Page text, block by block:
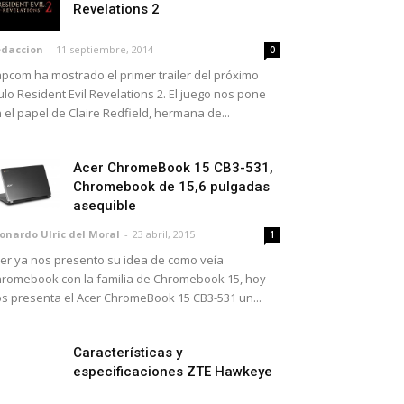
Revelations 2
- 11 septiembre, 2014 0
ha mostrado el primer trailer del próximo
Resident Evil Revelations 2. El juego nos pone
el papel de Claire Redfield, hermana de...
Acer ChromeBook 15 CB3-531,
Chromebook de 15,6 pulgadas
asequible
Ulric del Moral - 23 abril, 2015 1
ya nos presento su idea de como veía
con la familia de Chromebook 15, hoy
presenta el Acer ChromeBook 15 CB3-531 un...
Características y
especificaciones ZTE Hawkeye